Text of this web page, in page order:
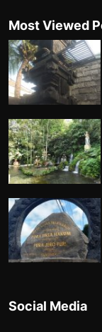
Most Viewed
Social Media